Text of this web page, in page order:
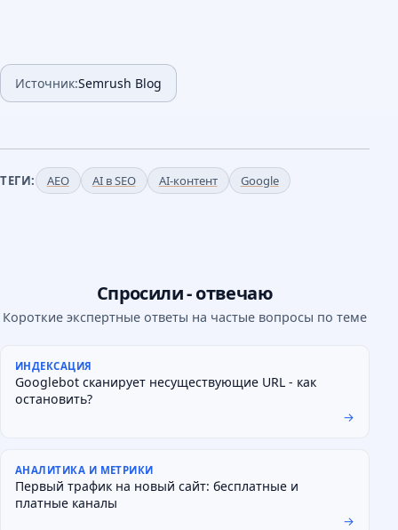
Источник:Semrush Blog
ТЕГИ: AEO AI в SEO AI-контент Google
Спросили - отвечаю
Короткие экспертные ответы на частые вопросы по теме
ИНДЕКСАЦИЯ
Googlebot сканирует несуществующие URL - как
остановить?
→
АНАЛИТИКА И МЕТРИКИ
Первый трафик на новый сайт: бесплатные и
платные каналы
→